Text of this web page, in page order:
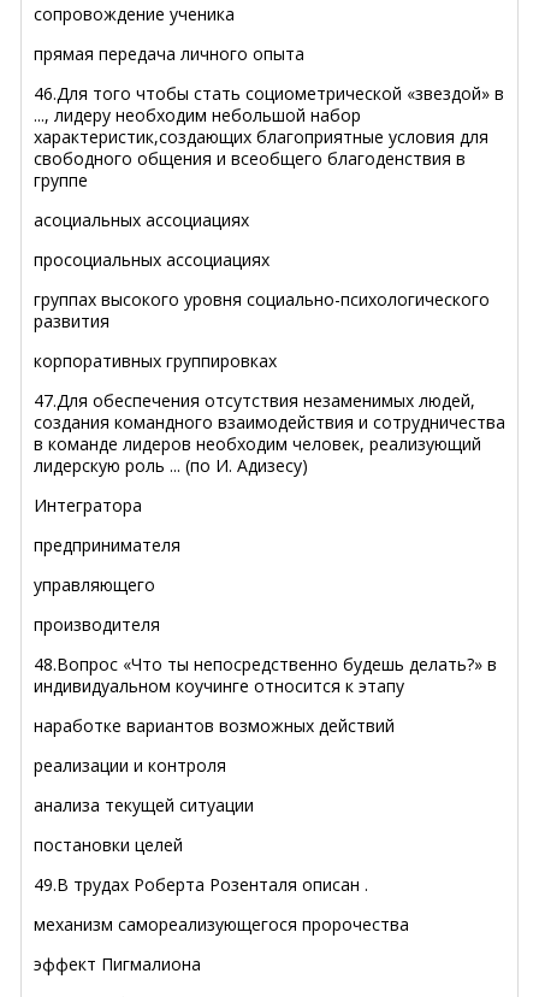
сопровождение ученика
прямая передача личного опыта
46.Для того чтобы стать социометрической «звездой» в
..., лидеру необходим небольшой набор
характеристик,создающих благоприятные условия для
свободного общения и всеобщего благоденствия в
группе
асоциальных ассоциациях
просоциальных ассоциациях
группах высокого уровня социально-психологического
развития
корпоративных группировках
47.Для обеспечения отсутствия незаменимых людей,
создания командного взаимодействия и сотрудничества
в команде лидеров необходим человек, реализующий
лидерскую роль ... (по И. Адизесу)
Интегратора
предпринимателя
управляющего
производителя
48.Вопрос «Что ты непосредственно будешь делать?» в
индивидуальном коучинге относится к этапу
наработке вариантов возможных действий
реализации и контроля
анализа текущей ситуации
постановки целей
49.В трудах Роберта Розенталя описан .
механизм самореализующегося пророчества
эффект Пигмалиона